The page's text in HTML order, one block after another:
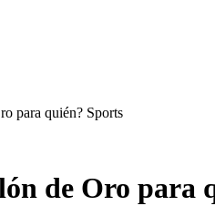
para quién? Sports
de Oro para